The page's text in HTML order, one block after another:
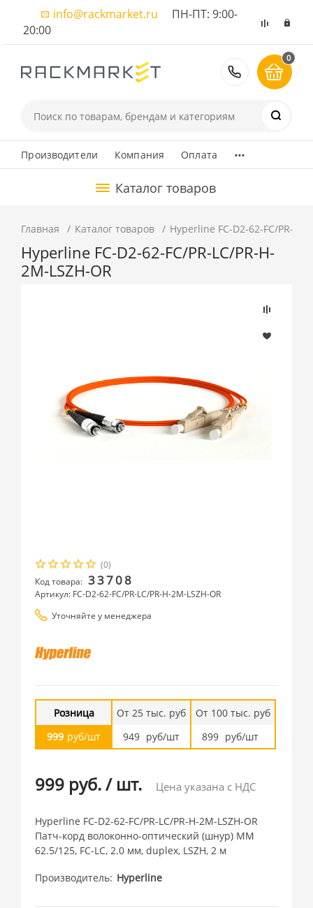
info@rackmarket.ru ПН-ПТ: 9:00-
20:00
8 (495)
0
Производители Компания Оплата ...
Каталог товаров
Главная Каталог товаров Hyperline FC-D2-62-FC/PR-LC/
Hyperline FC-D2-62-FC/PR-LC/PR-H-
2M-LSZH-OR
(0)
Код товара: 33708
Артикул: FC-D2-62-FC/PR-LC/PR-H-2M-LSZH-OR
Уточняйте у менеджера
Розница
999 руб/шт
От 25 тыс. руб
949 руб/шт
От 100 тыс. руб
899 руб/шт
999 руб./ шт. Цена указана с НДС
Hyperline FC-D2-62-FC/PR-LC/PR-H-2M-LSZH-OR
Патч-корд волоконно-оптический (шнур) MM
62.5/125, FC-LC, 2.0 мм, duplex, LSZH, 2 м
Производитель Hyperline